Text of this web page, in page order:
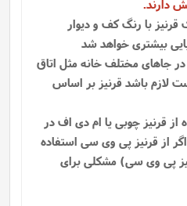
دارند.
قرنیز با رنگ کف و دیوار
بیشتری خواهد شد
در جاهای مختلف خانه مثل اتاق
لازم باشد قرنیز بر اساس
از قرنیز چوبی یا ام دی اف در
از قرنیز پی وی سی استفاده
پی وی سی) مشکلی برای